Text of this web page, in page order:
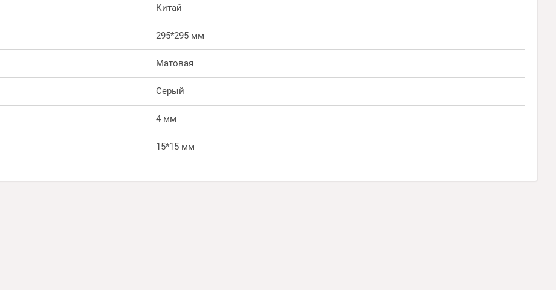
Китай
295*295 мм
Матовая
Серый
4 мм
15*15 мм